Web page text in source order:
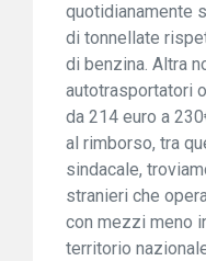
quotidianamente
di tonnellate
di benzina. Altra
autotrasportatori
da 214 euro a
al rimborso, tra
sindacale,
stranieri che
con mezzi meno
territorio